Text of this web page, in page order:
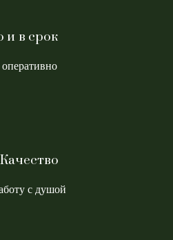
и в срок
с душой